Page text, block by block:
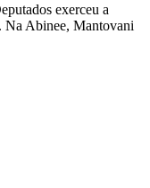
exerceu a
Na Abinee, Mantovani